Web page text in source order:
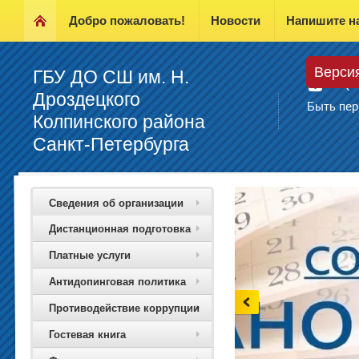
Добро пожаловать! Новости Напишите
ГБУ ДО СШ им. Н.
Дроздецкого
Колпинского района
Санкт-Петербурга
Быть
Сведения об организации
Дистанционная подготовка
Платные услуги
Антидопинговая политика
Противодействие коррупции
Гостевая книга